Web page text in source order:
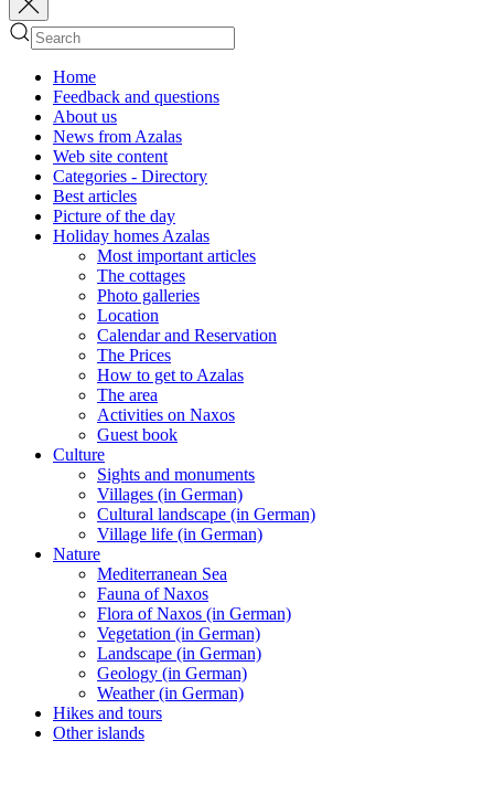
Home
Feedback and questions
About us
News from Azalas
Web site content
Categories - Directory
Best articles
Picture of the day
Holiday homes Azalas
Most important articles
The cottages
Photo galleries
Location
Calendar and Reservation
The Prices
How to get to Azalas
The area
Activities on Naxos
Guest book
Culture
Sights and monuments
Villages (in German)
Cultural landscape (in German)
Village life (in German)
Nature
Mediterranean Sea
Fauna of Naxos
Flora of Naxos (in German)
Vegetation (in German)
Landscape (in German)
Geology (in German)
Weather (in German)
Hikes and tours
Other islands